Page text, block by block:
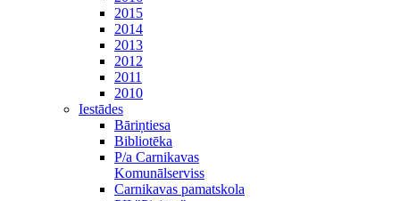
2015
2014
2013
2012
2011
2010
Iestādes
Bāriņtiesa
Bibliotēka
P/a Carnikavas
Komunālserviss
Carnikavas pamatskola